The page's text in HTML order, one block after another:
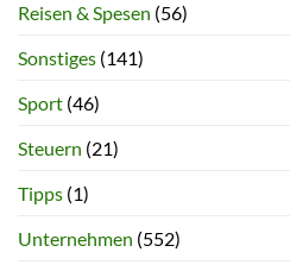
Reisen & Spesen (56)
Sonstiges (141)
Sport (46)
Steuern (21)
Tipps (1)
Unternehmen (552)